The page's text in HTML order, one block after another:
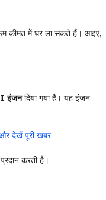
कीमत में घर ला सकते हैं। आइए,
इंजनदिया गया है। यह इंजन
देखें पूरी खबर
करती है।